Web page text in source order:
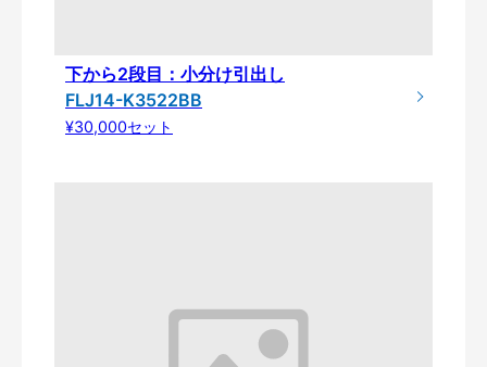
下から2段目：小分け引出し
FLJ14-K3522BB
¥30,000セット